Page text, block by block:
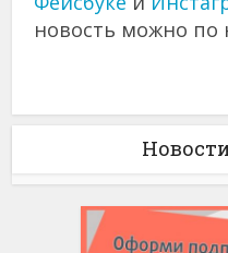
новость можно по